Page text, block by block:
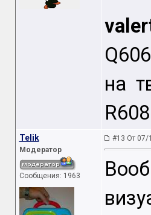
на
Telik
Модератор
Сообщения: 1963
#13 От 07/